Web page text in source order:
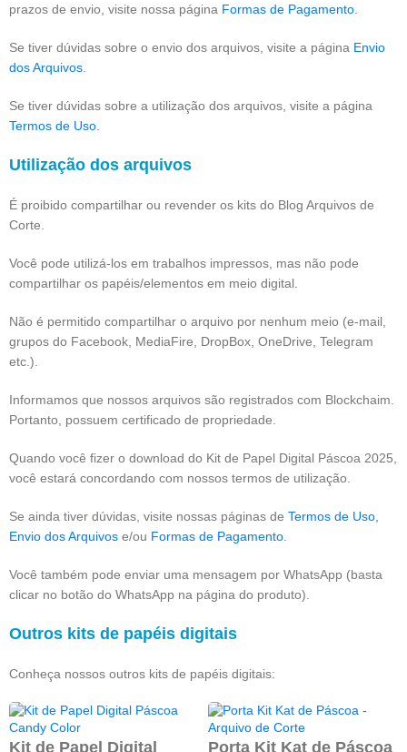
prazos de envio, visite nossa página Formas de Pagamento
Se tiver dúvidas sobre o envio dos arquivos, visite a página Envio
dos Arquivos
Se tiver dúvidas sobre a utilização dos arquivos, visite a página
Termos de Uso
Utilização dos arquivos
É proibido compartilhar ou revender os kits do Blog Arquivos de
Corte.
Você pode utilizá-los em trabalhos impressos, mas não pode
compartilhar os papéis/elementos em meio digital.
Não é permitido compartilhar o arquivo por nenhum meio (e-mail,
grupos do Facebook, MediaFire, DropBox, OneDrive, Telegram
etc.).
Informamos que nossos arquivos são registrados com Blockchaim.
Portanto, possuem certificado de propriedade.
Quando você fizer o download do Kit de Papel Digital Páscoa 2025,
você estará concordando com nossos termos de utilização.
Se ainda tiver dúvidas, visite nossas páginas de Termos de Uso,
Envio dos Arquivos e/ou Formas de Pagamento
Você também pode enviar uma mensagem por WhatsApp (basta
clicar no botão do WhatsApp na página do produto).
Outros kits de papéis digitais
Conheça nossos outros kits de papéis digitais:
Kit de Papel Digital Porta Kit Kat de Páscoa